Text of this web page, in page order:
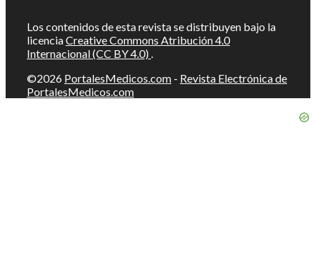
Los contenidos de esta revista se distribuyen bajo la
licenciaCreative Commons Atribución 4.0
Internacional (CC BY 4.0) .
©2026 PortalesMedicos.com - Revista Electrónica de
PortalesMedicos.com